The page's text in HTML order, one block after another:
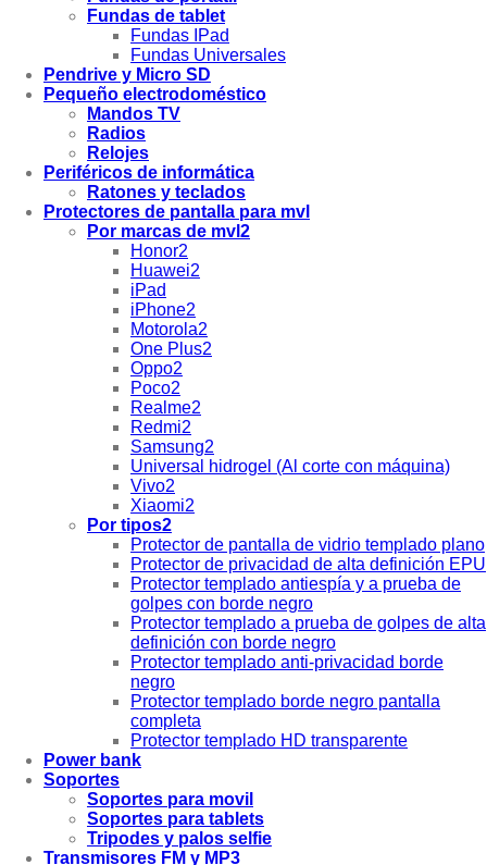
Fundas de tablet
Fundas IPad
Fundas Universales
Pendrive y Micro SD
Pequeño electrodoméstico
Mandos TV
Radios
Relojes
Periféricos de informática
Ratones y teclados
Protectores de pantalla para mvl
Por marcas de mvl2
Honor2
Huawei2
iPad
iPhone2
Motorola2
One Plus2
Oppo2
Poco2
Realme2
Redmi2
Samsung2
Universal hidrogel (Al corte con máquina)
Vivo2
Xiaomi2
Por tipos2
Protector de pantalla de vidrio templado plano
Protector de privacidad de alta definición EPU
Protector templado antiespía y a prueba de
golpes con borde negro
Protector templado a prueba de golpes de alta
definición con borde negro
Protector templado anti-privacidad borde
negro
Protector templado borde negro pantalla
completa
Protector templado HD transparente
Power bank
Soportes
Soportes para movil
Soportes para tablets
Tripodes y palos selfie
Transmisores FM y MP3